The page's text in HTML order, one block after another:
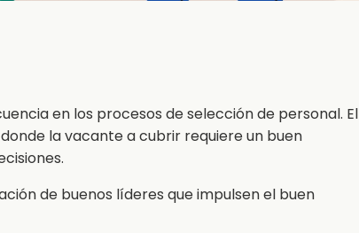
en los procesos de selección de personal. El
la vacante a cubrir requiere un buen
de buenos líderes que impulsen el buen